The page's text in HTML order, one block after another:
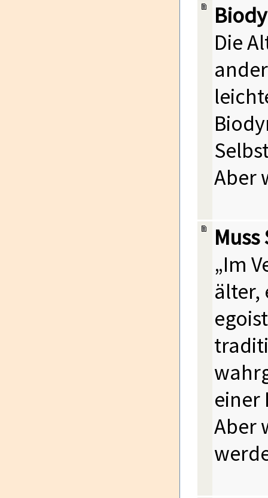
Die
Aber
„Im
älter,
einer
Aber